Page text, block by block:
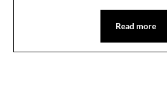
Read more